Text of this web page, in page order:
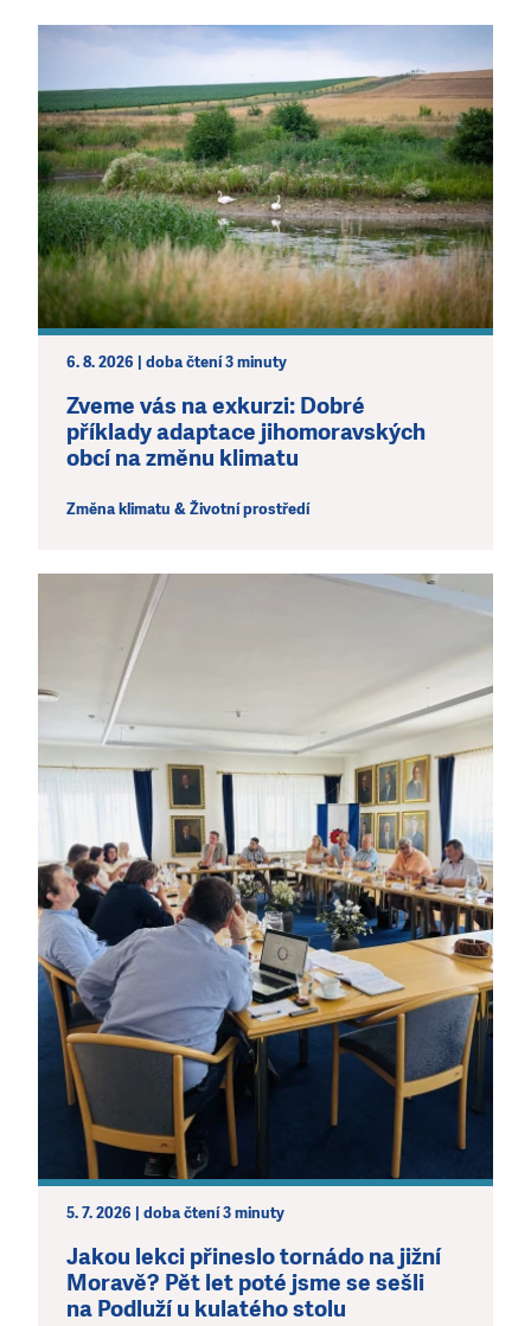
6. 8. 2026 | doba čtení 3 minuty
Zveme vás na exkurzi: Dobré
příklady adaptace jihomoravských
obcí na změnu klimatu
Změna klimatu & Životní prostředí
5. 7. 2026 | doba čtení 3 minuty
Jakou lekci přineslo tornádo na jižní
Moravě? Pět let poté jsme se sešli
na Podluží u kulatého stolu